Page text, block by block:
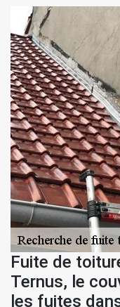
Fuite de
Ternus, le
les fuites